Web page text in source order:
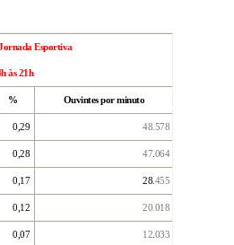
Esportiva
às 21h
% Ouvintes por minuto
0,29 48. 578
0,28 47 064
0,17 28. 455
0,12 20 018
0,07 12 033